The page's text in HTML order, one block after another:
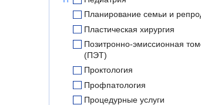
Планирование семьи и
Пластическая хирургия
Позитронно-эмиссионная
(ПЭТ)
Проктология
Профпатология
Процедурные услуги